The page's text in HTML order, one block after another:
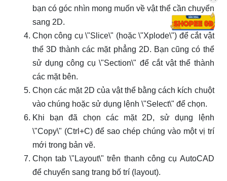
bạn có góc nhìn mong muốn về vật thể cần chuyển
sang 2D.
Chọn công cụ \"Slice\" (hoặc \"Xplode\") để cắt vật
thể 3D thành các mặt phẳng 2D. Bạn cũng có thể
sử dụng công cụ \"Section\" để cắt vật thể thành
các mặt bên.
Chọn các mặt 2D của vật thể bằng cách kích chuột
vào chúng hoặc sử dụng lệnh \"Select\" để chọn.
Khi bạn đã chọn các mặt 2D, sử dụng lệnh
\"Copy\" (Ctrl+C) để sao chép chúng vào một vị trí
mới trong bản vẽ.
Chọn tab \"Layout\" trên thanh công cụ AutoCAD
để chuyển sang trang bố trí (layout).